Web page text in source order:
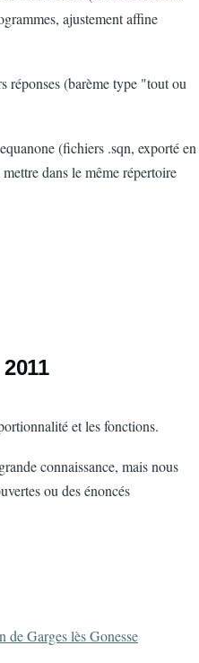
ajustement affine
réponses (barème type "tout ou
(fichiers .sqn, exporté en
dans le même répertoire
et les fonctions.
connaissance, mais nous
ou des énoncés
Garges lès Gonesse